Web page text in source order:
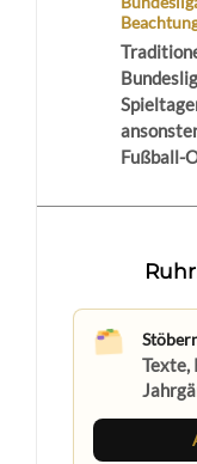
Fußball-
Texte,